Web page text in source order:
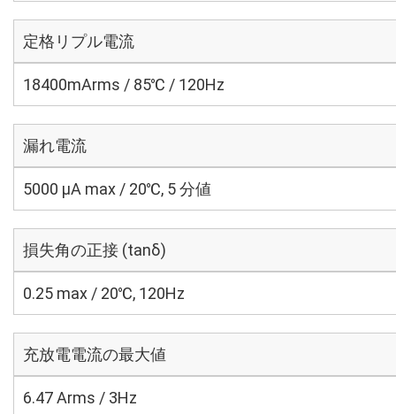
定格リプル電流
18400mArms / 85℃ / 120Hz
漏れ電流
5000 μA max / 20℃, 5 分値
損失角の正接 (tanδ)
0.25 max / 20℃, 120Hz
充放電電流の最大値
6.47 Arms / 3Hz